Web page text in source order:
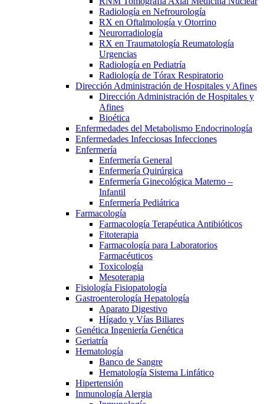
Radiología en Nefrourología
RX en Oftalmología y Otorrino
Neurorradiología
RX en Traumatología Reumatología
Urgencias
Radiología en Pediatría
Radiología de Tórax Respiratorio
Dirección Administración de Hospitales y Afines
Dirección Administración de Hospitales y
Afines
Bioética
Enfermedades del Metabolismo Endocrinología
Enfermedades Infecciosas Infecciones
Enfermería
Enfermería General
Enfermería Quirúrgica
Enfermería Ginecológica Materno –
Infantil
Enfermería Pediátrica
Farmacología
Farmacología Terapéutica Antibióticos
Fitoterapia
Farmacología para Laboratorios
Farmacéuticos
Toxicología
Mesoterapia
Fisiología Fisiopatología
Gastroenterología Hepatología
Aparato Digestivo
Hígado y Vías Biliares
Genética Ingeniería Genética
Geriatría
Hematología
Banco de Sangre
Hematología Sistema Linfático
Hipertensión
Inmunología Alergia